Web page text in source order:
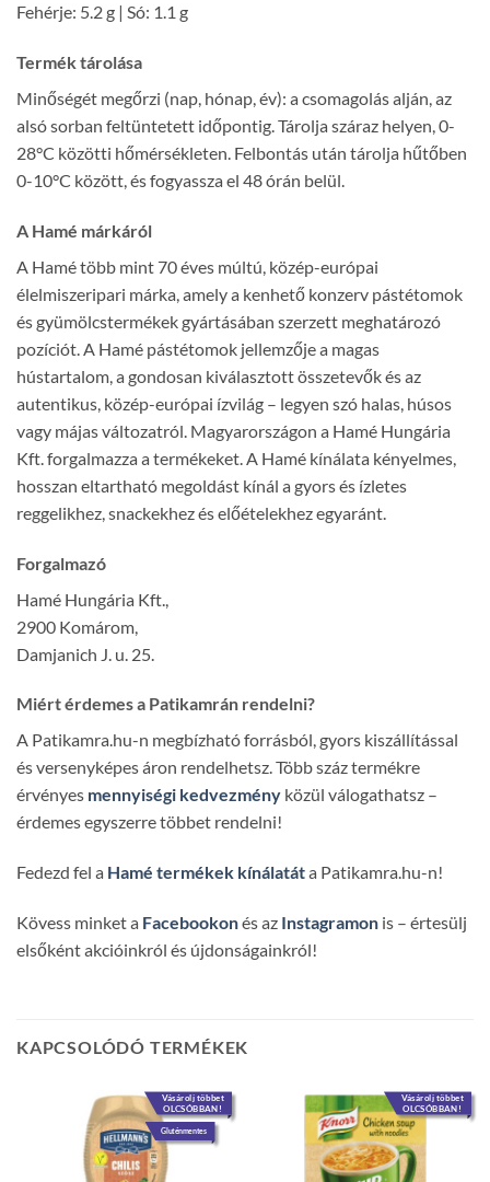
Fehérje: 5.2 g | Só: 1.1 g
Termék tárolása
Minőségét megőrzi (nap, hónap, év): a csomagolás alján, az
alsó sorban feltüntetett időpontig. Tárolja száraz helyen, 0-
28°C közötti hőmérsékleten. Felbontás után tárolja hűtőben
0-10°C között, és fogyassza el 48 órán belül.
A Hamé márkáról
A Hamé több mint 70 éves múltú, közép-európai
élelmiszeripari márka, amely a kenhető konzerv pástétomok
és gyümölcstermékek gyártásában szerzett meghatározó
pozíciót. A Hamé pástétomok jellemzője a magas
hústartalom, a gondosan kiválasztott összetevők és az
autentikus, közép-európai ízvilág – legyen szó halas, húsos
vagy májas változatról. Magyarországon a Hamé Hungária
Kft. forgalmazza a termékeket. A Hamé kínálata kényelmes,
hosszan eltartható megoldást kínál a gyors és ízletes
reggelikhez, snackekhez és előételekhez egyaránt.
Forgalmazó
Hamé Hungária Kft.,
2900 Komárom,
Damjanich J. u. 25.
Miért érdemes a Patikamrán rendelni?
A Patikamra.hu-n megbízható forrásból, gyors kiszállítással
és versenyképes áron rendelhetsz. Több száz termékre
érvényes mennyiségi kedvezmény közül válogathatsz –
érdemes egyszerre többet rendelni!
Fedezd fel a Hamé termékek kínálatáta Patikamra.hu-n!
Kövess minket a Facebookonés az Instagramon is – értesülj
elsőként akcióinkról és újdonságainkról!
KAPCSOLÓDÓ TERMÉKEK
Vásárolj többet
OLCSÓBBAN!
Gluténmentes
Vásárolj többet
OLCSÓBBAN!